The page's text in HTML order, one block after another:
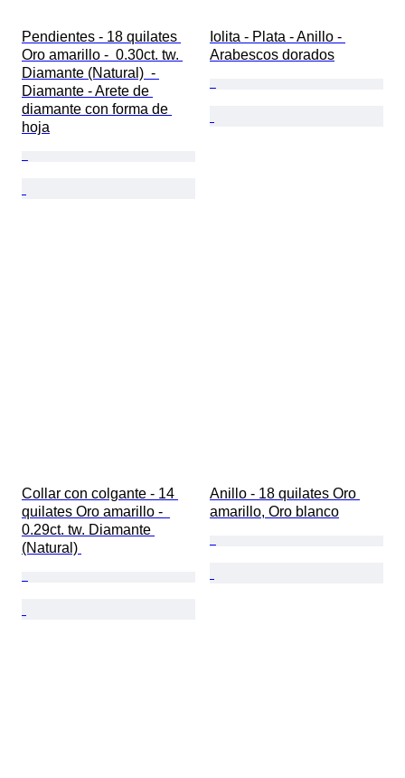
Pendientes - 18 quilates
Oro amarillo -  0.30ct. tw.
Diamante (Natural)  -
Diamante - Arete de
diamante con forma de
hoja
Iolita - Plata - Anillo -
Arabescos dorados
Collar con colgante - 14
quilates Oro amarillo -
0.29ct. tw. Diamante
(Natural)
Anillo - 18 quilates Oro
amarillo, Oro blanco